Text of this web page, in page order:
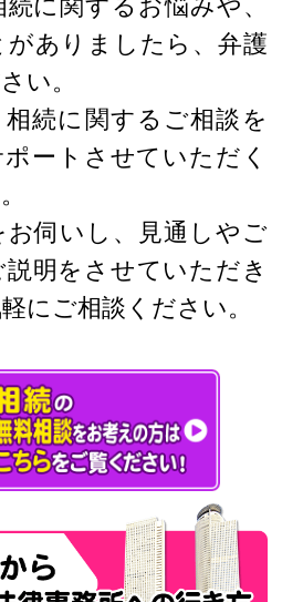
ありましたら、弁護
い。
続に関するご相談を
ートさせていただく
お伺いし、見通しやご
明をさせていただき
にご相談ください。